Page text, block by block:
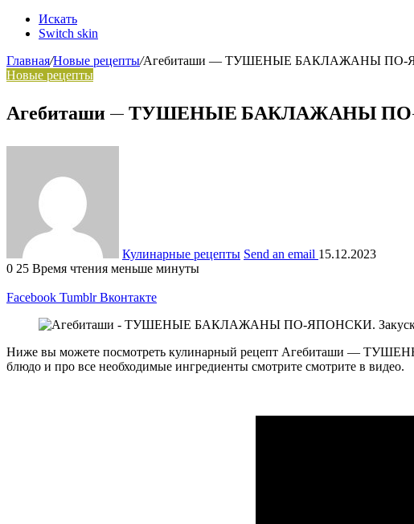
Искать
Switch skin
Главная/Новые рецепты/Агебиташи — ТУШЕНЫЕ БАКЛАЖАНЫ ПО-
Новые рецепты
Агебиташи — ТУШЕНЫЕ БАКЛАЖАНЫ ПО-
Кулинарные рецепты Send an email 15.12.2023
0 25 Время чтения меньше минуты
Facebook Tumblr Вконтакте
Ниже вы можете посмотреть кулинарный рецепт Агебиташи —
блюдо и про все необходимые ингредиенты смотрите смотрите в видео.